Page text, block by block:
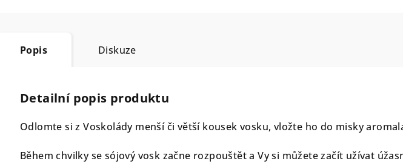
Popis Diskuze
Detailní popis produktu
Odlomte si z Voskolády menší či větší kousek vosku, vložte ho do misky
Během chvilky se sójový vosk začne rozpouštět a Vy si můžete začít užívat